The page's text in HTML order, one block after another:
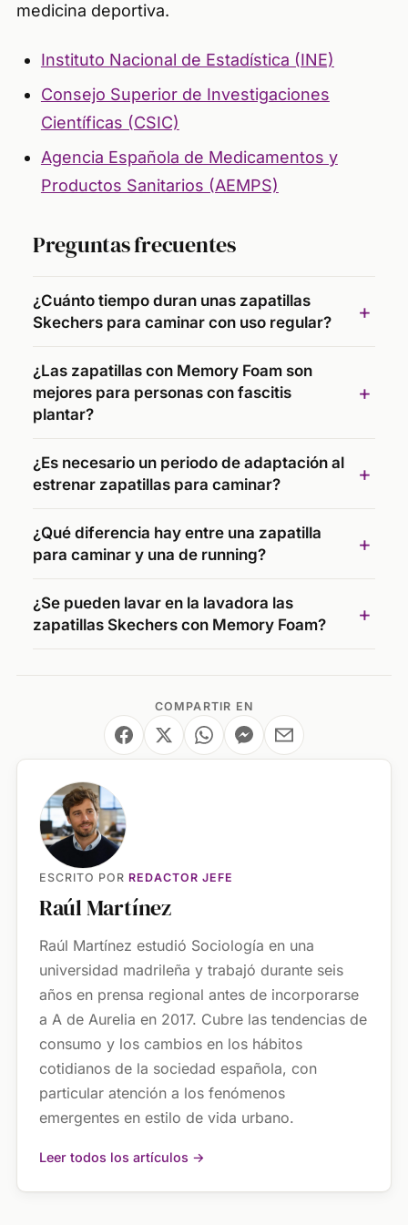
medicina deportiva.
Instituto Nacional de Estadística (INE)
Consejo Superior de Investigaciones
Científicas (CSIC)
Agencia Española de Medicamentos y
Productos Sanitarios (AEMPS)
Preguntas frecuentes
¿Cuánto tiempo duran unas zapatillas
Skechers para caminar con uso regular?
¿Las zapatillas con Memory Foam son
mejores para personas con fascitis
plantar?
¿Es necesario un periodo de adaptación al
estrenar zapatillas para caminar?
¿Qué diferencia hay entre una zapatilla
para caminar y una de running?
¿Se pueden lavar en la lavadora las
zapatillas Skechers con Memory Foam?
COMPARTIR EN
ESCRITO POR REDACTOR JEFE
Raúl Martínez
Raúl Martínez estudió Sociología en una
universidad madrileña y trabajó durante seis
años en prensa regional antes de incorporarse
a A de Aurelia en 2017. Cubre las tendencias de
consumo y los cambios en los hábitos
cotidianos de la sociedad española, con
particular atención a los fenómenos
emergentes en estilo de vida urbano.
Leer todos los artículos →